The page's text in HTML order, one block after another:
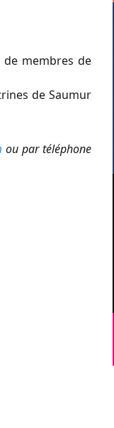
de membres de
de Saumur
ou par téléphone